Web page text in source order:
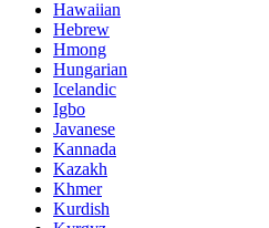
Hawaiian
Hebrew
Hmong
Hungarian
Icelandic
Igbo
Javanese
Kannada
Kazakh
Khmer
Kurdish